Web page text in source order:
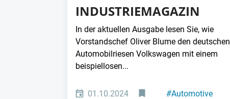
INDUSTRIEMAGAZIN
In der aktuellen Ausgabe lesen Sie, wie
Vorstandschef Oliver Blume den deutschen
Automobilriesen Volkswagen mit einem
beispiellosen...
01.10.2024 #Automotive